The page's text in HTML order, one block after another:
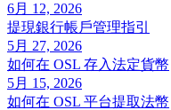
6月 12, 2026
提現銀行帳戶管理指引
5月 27, 2026
如何在 OSL 存入法定貨幣
5月 15, 2026
如何在 OSL 平台提取法幣